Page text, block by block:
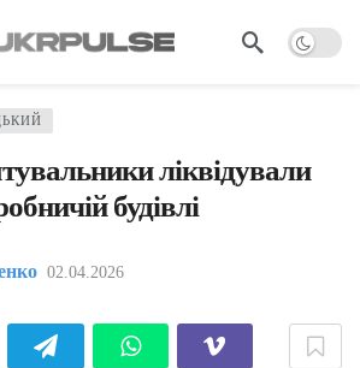
ліквідували
будівлі
02.04.2026